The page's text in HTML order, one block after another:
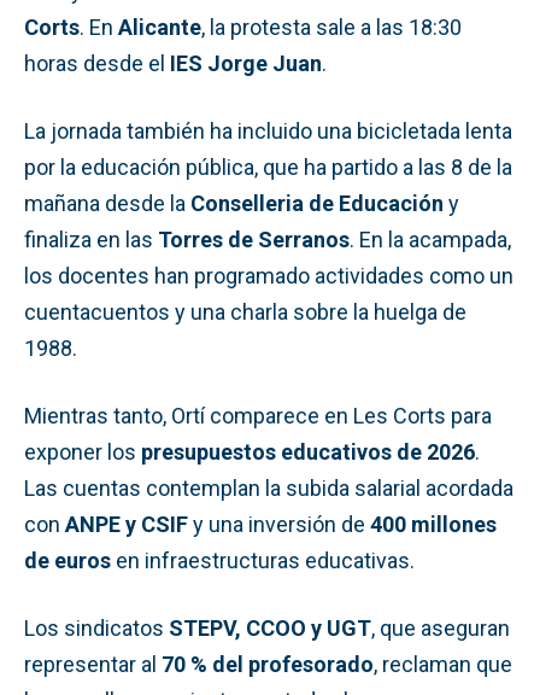
Corts. En Alicante, la protesta sale a las 18:30
horas desde el IES Jorge Juan.
La jornada también ha incluido una bicicletada lenta
por la educación pública, que ha partido a las 8 de la
mañana desde la Conselleria de Educación y
finaliza en las Torres de Serranos. En la acampada,
los docentes han programado actividades como un
cuentacuentos y una charla sobre la huelga de
1988.
Mientras tanto, Ortí comparece en Les Corts para
exponer los presupuestos educativos de 2026.
Las cuentas contemplan la subida salarial acordada
con ANPE y CSIFy una inversión de 400 millones
de euros en infraestructuras educativas.
Los sindicatos STEPV, CCOO y UGT, que aseguran
representar al 70 % del profesorado, reclaman que